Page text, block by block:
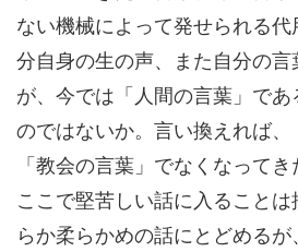
ない機械によって発せられる
分自身の生の声、また自分の
が、今では「人間の言葉」で
のではないか。言い換えれば
「教会の言葉」でなくなってき
ここで堅苦しい話に入ることは
らか柔らかめの話にとどめる